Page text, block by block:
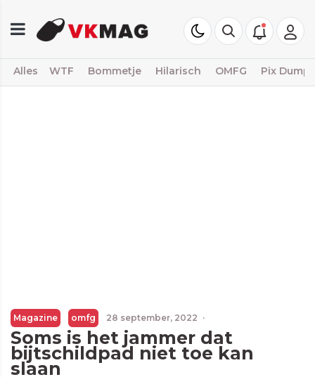
Alles WTF Bommetje Hilarisch OMFG Pix Dump
Magazine omfg 28 september, 2022 ·
Soms is het jammer dat
bijtschildpad niet toe kan
slaan